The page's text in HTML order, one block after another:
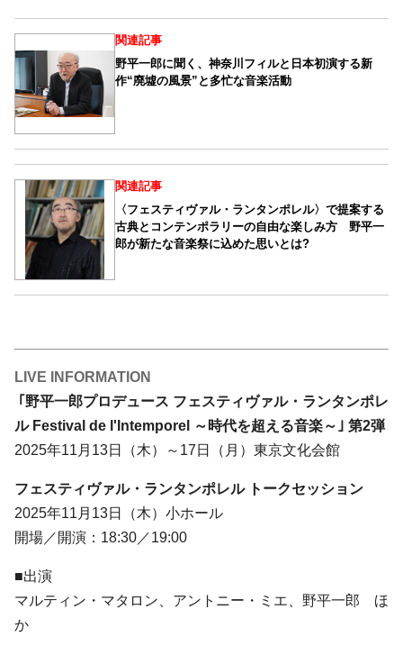
関連記事
野平一郎に聞く、神奈川フィルと日本初演する新
作“廃墟の風景”と多忙な音楽活動
関連記事
〈フェスティヴァル・ランタンポレル〉で提案する
古典とコンテンポラリーの自由な楽しみ方 野平一
郎が新たな音楽祭に込めた思いとは?
LIVE INFORMATION
｢野平一郎プロデュース フェスティヴァル・ランタンポレ
ル Festival de l'Intemporel ～時代を超える音楽～｣ 第2弾
2025年11月13日（木）～17日（月）東京文化会館
フェスティヴァル・ランタンポレル トークセッション
2025年11月13日（木）小ホール
開場／開演：18:30／19:00
■出演
マルティン・マタロン、アントニー・ミエ、野平一郎 ほ
か